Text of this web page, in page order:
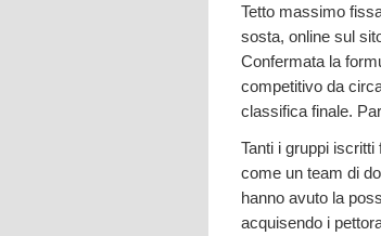
Tetto massimo
sosta, online sul
Confermata la
competitivo da
classifica finale.
Tanti i gruppi iscritti
come un team di
hanno avuto la
acquisendo i